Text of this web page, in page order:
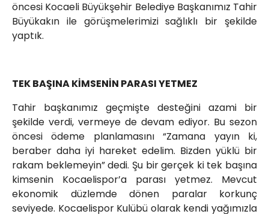
öncesi Kocaeli Büyükşehir Belediye Başkanımız Tahir
Büyükakın ile görüşmelerimizi sağlıklı bir şekilde
yaptık.
TEK BAŞINA KİMSENİN PARASI YETMEZ
Tahir başkanımız geçmişte desteğini azami bir
şekilde verdi, vermeye de devam ediyor. Bu sezon
öncesi ödeme planlamasını “Zamana yayın ki,
beraber daha iyi hareket edelim. Bizden yüklü bir
rakam beklemeyin” dedi. Şu bir gerçek ki tek başına
kimsenin Kocaelispor’a parası yetmez. Mevcut
ekonomik düzlemde dönen paralar korkunç
seviyede. Kocaelispor Kulübü olarak kendi yağımızla